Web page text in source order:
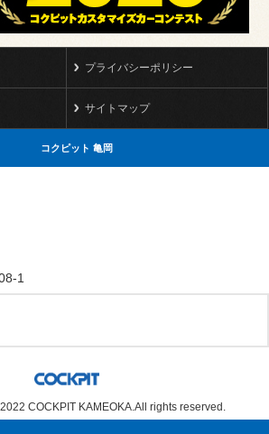
プライバシーポリシー
サイトマップ
コクピット 亀岡
1
COCKPIT KAMEOKA.All rights reserved.